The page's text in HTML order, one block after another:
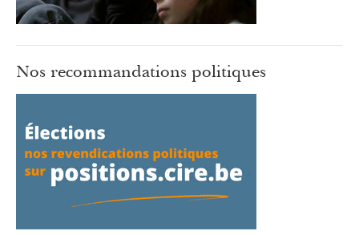
Nos recommandations politiques